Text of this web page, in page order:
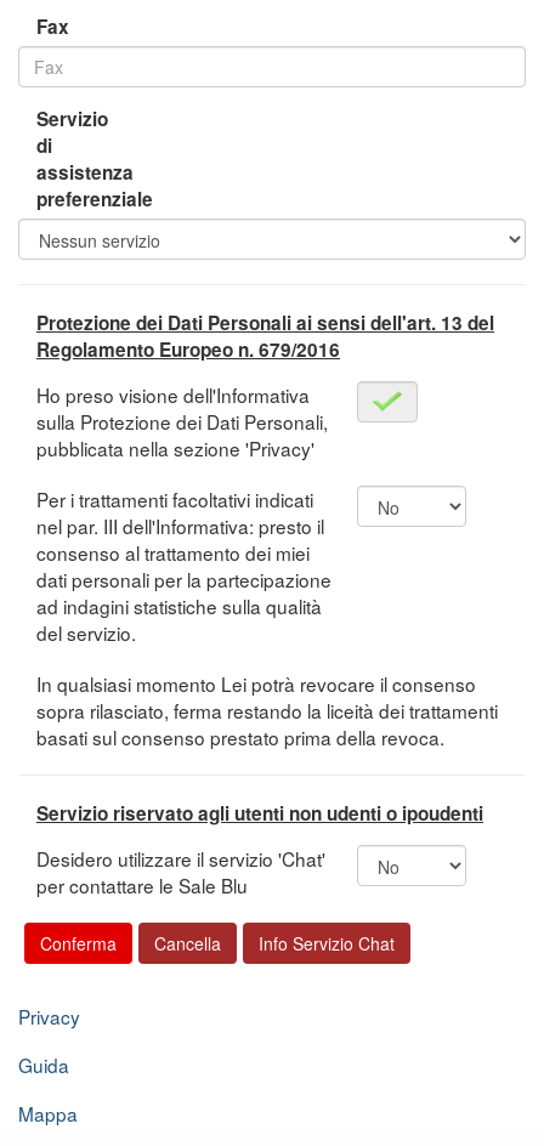
Fax
Servizio
di
assistenza
preferenziale
Protezione dei Dati Personali ai sensi dell'art. 13 del
Regolamento Europeo n. 679/2016
Ho preso visione dell'Informativa
sulla Protezione dei Dati Personali,
pubblicata nella sezione 'Privacy'
Per i trattamenti facoltativi indicati
nel par. III dell'Informativa: presto il
consenso al trattamento dei miei
dati personali per la partecipazione
ad indagini statistiche sulla qualità
del servizio.
In qualsiasi momento Lei potrà revocare il consenso
sopra rilasciato, ferma restando la liceità dei trattamenti
basati sul consenso prestato prima della revoca.
Servizio riservato agli utenti non udenti o ipoudenti
Desidero utilizzare il servizio 'Chat'
per contattare le Sale Blu
Privacy
Guida
Mappa